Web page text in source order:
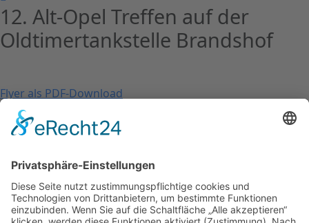
12. Alt-Opel Treffen auf der
Oldtimertankstelle Brandshof
Flyer als PDF-Download
Kontakt
Impressum
Mitgliederbereich
Facebook
Instagram
Umsetzung:DOUBLE-A-DESIGN